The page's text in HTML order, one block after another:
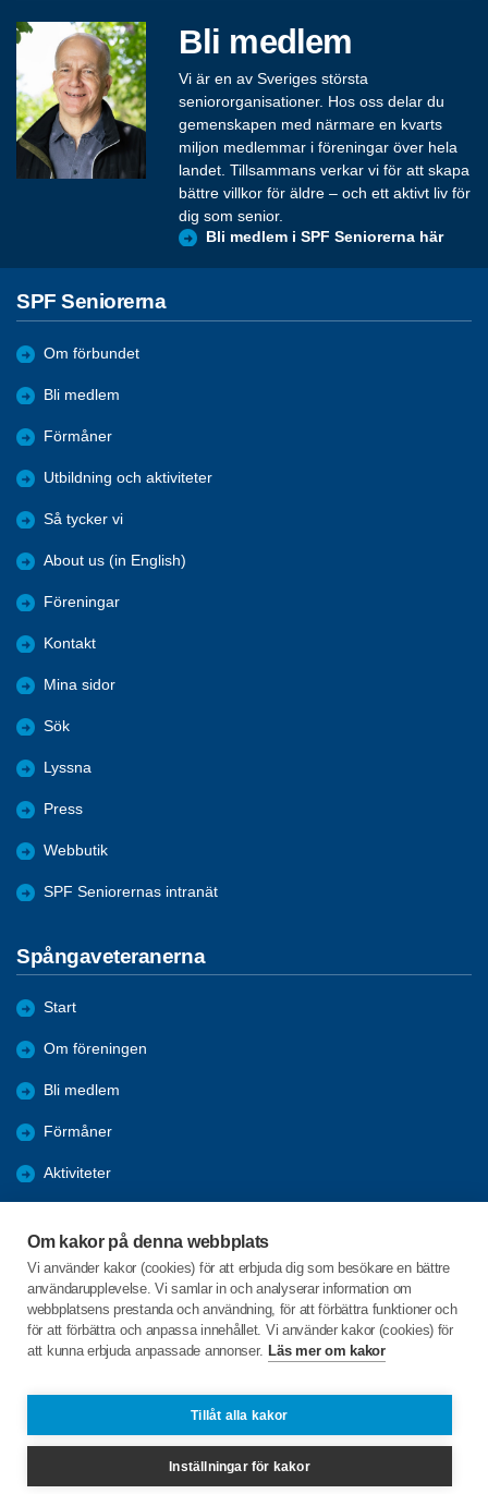
Om kakor på denna webbplats
Vi använder kakor (cookies) för att erbjuda dig som besökare en bättre
användarupplevelse. Vi samlar in och analyserar information om
webbplatsens prestanda och användning, för att förbättra funktioner och
för att förbättra och anpassa innehållet. Vi använder kakor (cookies) för
att kunna erbjuda anpassade annonser. Läs mer om kakor
Tillåt alla kakor
Inställningar för kakor
Bli medlem
Vi är en av Sveriges största
seniororganisationer. Hos oss delar du
gemenskapen med närmare en kvarts
miljon medlemmar i föreningar över hela
landet. Tillsammans verkar vi för att skapa
bättre villkor för äldre – och ett aktivt liv för
dig som senior.
Bli medlem i SPF Seniorerna här
SPF Seniorerna
Om förbundet
Bli medlem
Förmåner
Utbildning och aktiviteter
Så tycker vi
About us (in English)
Föreningar
Kontakt
Mina sidor
Sök
Lyssna
Press
Webbutik
SPF Seniorernas intranät
Spångaveteranerna
Start
Om föreningen
Bli medlem
Förmåner
Aktiviteter
Allmän information
Kontakt
C/o:Ann-Katrin Åslund
spangaveteranerna@spfseniorerna.se